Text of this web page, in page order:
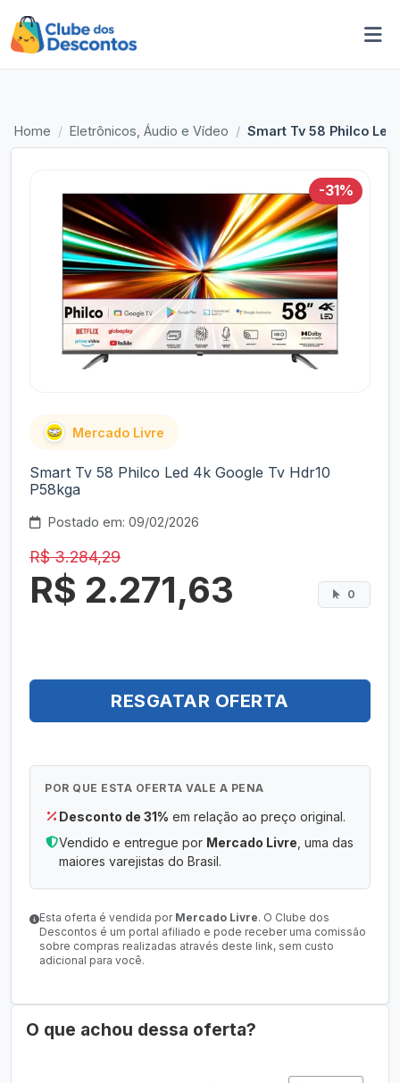
Home Eletrônicos, Áudio e Vídeo Smart Tv 58 Philco
-31%
Mercado Livre
Smart Tv 58 Philco Led 4k Google Tv Hdr10
P58kga
Postado em: 09/02/2026
R$ 3.284,29
R$ 2.271,63 0
RESGATAR OFERTA
POR QUE ESTA OFERTA VALE A PENA
Desconto de 31% em relação ao preço original.
Vendido e entregue por Mercado Livre , uma das
maiores varejistas do Brasil.
Esta oferta é vendida por Mercado Livre. O Clube dos
Descontos é um portal afiliado e pode receber uma comissão
sobre compras realizadas através deste link, sem custo
adicional para você.
O que achou dessa oferta?